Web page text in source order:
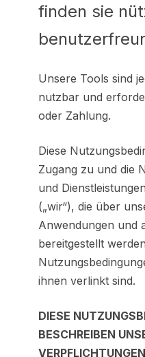
finden sie
Unsere Tools sind
nutzbar und
oder Zahlung.
Diese
Zugang zu und die
und
(„wir“), die über
Anwendungen und
bereitgestellt
ihnen verlinkt sind.
DIESE
BESCHREIBEN